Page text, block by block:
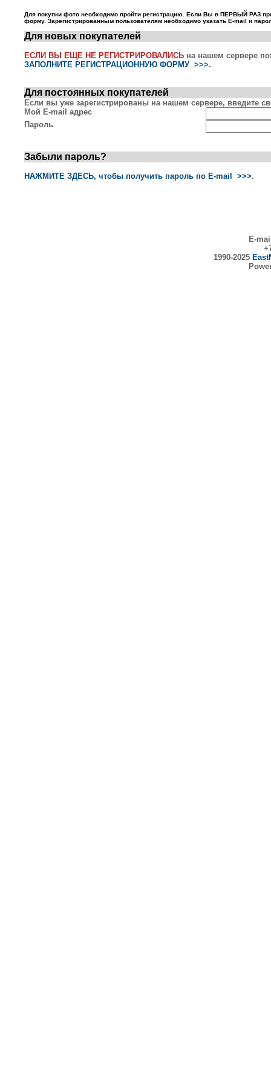
Для покупки фото необходимо пройти регистрацию. Если Вы в ПЕРВЫЙ РАЗ
форму. Зарегистрированным пользователям необходимо указать E-mail и
Для новых покупателей
ЕСЛИ ВЫ ЕЩЕ НЕ РЕГИСТРИРОВАЛИСЬ на нашем сервере
ЗАПОЛНИТЕ РЕГИСТРАЦИОННУЮ ФОРМУ >>>.
Для постоянных покупателей
Если вы уже зарегистрированы на нашем сервере, введите
Мой E-mail адрес
Пароль
Забыли пароль?
НАЖМИТЕ ЗДЕСЬ, чтобы получить пароль по E-mail >>>.
E-
1990-2025